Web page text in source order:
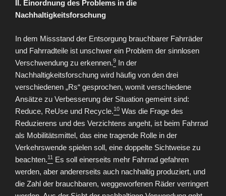
II. Einordnung des Problems in die
Nachhaltigkeitsforschung
In dem Missstand der Entsorgung brauchbarer Fahrräder
und Fahrradteile ist unschwer ein Problem der sinnlosen
Verschwendung zu erkennen.9 In der
Nachhaltigkeitsforschung wird häufig von den drei
verschiedenen „Rs“ gesprochen, womit verschiedene
Ansätze zu Verbesserung der Situation gemeint sind:
Reduce, ReUse und Recycle.10 Was die Frage des
Reduzierens und des Verzichtens angeht, ist beim Fahrrad
als Mobilitätsmittel, das eine tragende Rolle in der
Verkehrswende spielen soll, eine doppelte Sichtweise zu
beachten.11
Es soll einerseits mehr Fahrrad gefahren
werden, aber andererseits auch nachhaltig produziert, und
die Zahl der brauchbaren, weggeworfenen Räder verringert